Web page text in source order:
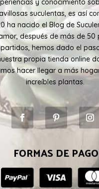
y conocimiento
suculentas, es así
ha nacido el Blog de
después de más de 50
hemos dado el
propia tienda online
hacer llegar a más
increíbles plantas.
FORMAS DE PAGO